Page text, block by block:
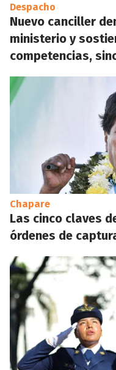
Despacho
Nuevo canciller
ministerio y
competencias,
Chapare
Las cinco claves
órdenes de